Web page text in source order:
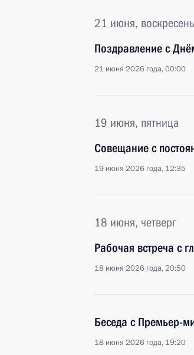
21 июня,
Поздравление с
21 июня 2026 года, 00:00
19 июня, пятница
Совещание с
19 июня 2026 года, 12:35
18 июня, четверг
Рабочая встреча с
18 июня 2026 года, 20:50
Беседа с Премьер-
18 июня 2026 года, 19:20